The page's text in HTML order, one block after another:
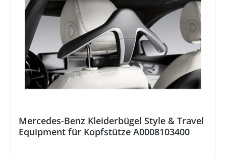
Mercedes-Benz Kleiderbügel Style & Travel
Equipment für Kopfstütze A0008103400